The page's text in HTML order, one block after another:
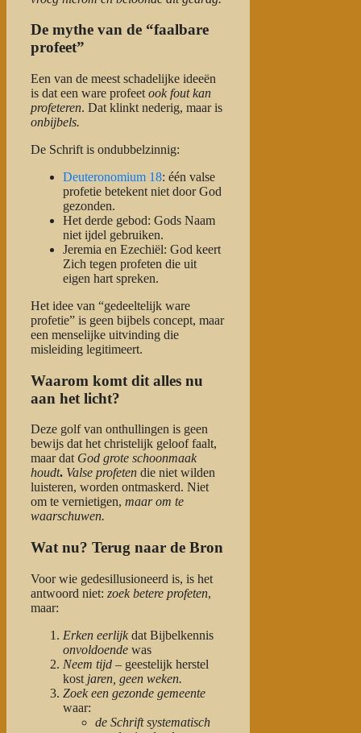
De mythe van de “faalbare
profeet”
Een van de meest schadelijke ideeën
is dat een ware profeet ook fout kan
profeteren. Dat klinkt nederig, maar is
onbijbels.
De Schrift is ondubbelzinnig:
Deuteronomium 18: één valse
profetie betekent niet door God
gezonden.
Het derde gebod: Gods Naam
niet ijdel gebruiken.
Jeremia en Ezechiël: God keert
Zich tegen profeten die uit
eigen hart spreken.
Het idee van “gedeeltelijk ware
profetie” is geen bijbels concept, maar
een menselijke uitvinding die
misleiding legitimeert.
Waarom komt dit alles nu
aan het licht?
Deze golf van onthullingen is geen
bewijs dat het christelijk geloof faalt,
maar dat God grote schoonmaak
houdt. Valse profeten die niet wilden
luisteren, worden ontmaskerd. Niet
om te vernietigen, maar om te
waarschuwen.
Wat nu? Terug naar de Bron
Voor wie gedesillusioneerd is, is het
antwoord niet: zoek betere profeten,
maar:
Erken eerlijk dat Bijbelkennis
onvoldoende was
Neem tijd – geestelijk herstel
kost jaren, geen weken.
Zoek een gezonde gemeente
waar:
de Schrift systematisch